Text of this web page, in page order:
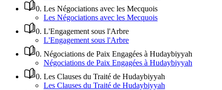
0. Les Négociations avec les Mecquois
Les Négociations avec les Mecquois
0. L'Engagement sous l'Arbre
L'Engagement sous l'Arbre
0. Négociations de Paix Engagées à Hudaybiyyah
Négociations de Paix Engagées à Hudaybiyyah
0. Les Clauses du Traité de Hudaybiyyah
Les Clauses du Traité de Hudaybiyyah